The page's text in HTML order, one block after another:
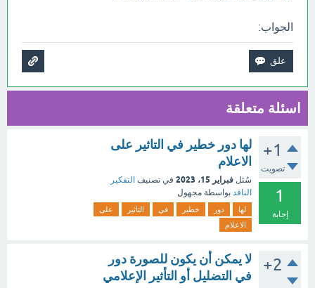
الجواب:
اسئلة متعلقة
+1
تصويت
1
إجابة
لها دور خطير في التاثير على
الاعلام
سُئل فبراير 15، 2023 في تصنيف التفكير
الناقد بواسطة مجهول
لها دور خطير في التاثير
على
الاعلام
+2
لا يمكن أن يكون للصورة دور
في التضليل أو التأثير الإعلامي